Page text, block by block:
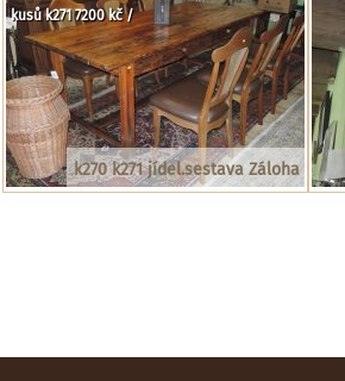
k270 k271 jídel.sestava Záloha
kusů k271 7200 kč /